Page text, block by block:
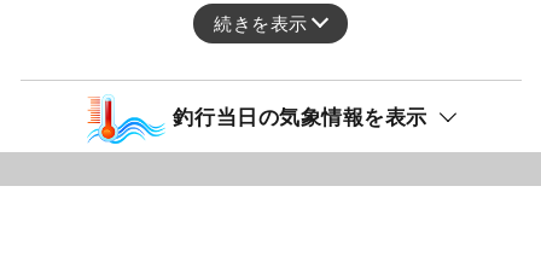
続きを表示
釣行当日の気象情報を表示